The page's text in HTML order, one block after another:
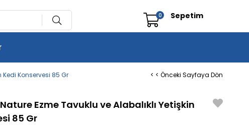
Sepetim
0
Kedi Konservesi 85 Gr < < Önceki Sayfaya Dön
Ezme Tavuklu ve Alabalıklı Yetişkin
85 Gr